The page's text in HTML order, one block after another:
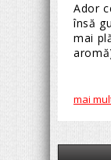
Ador
însă
mai
mai